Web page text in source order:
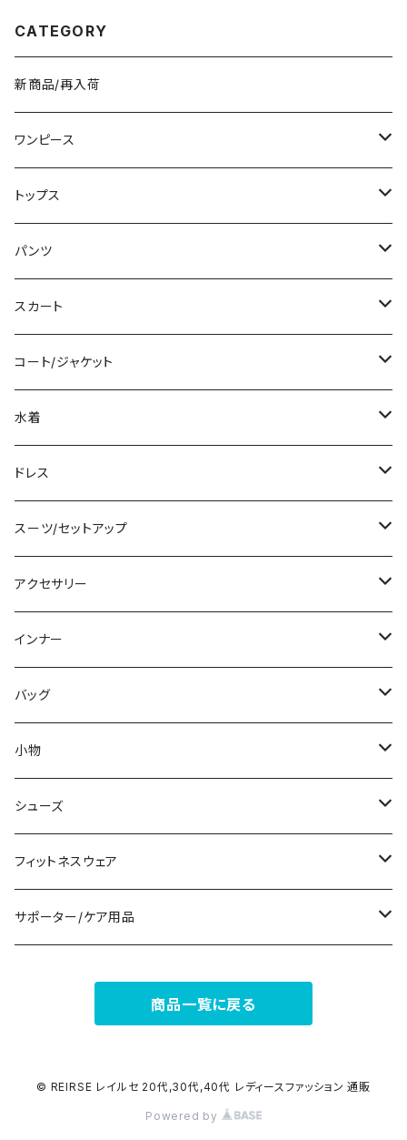
球 運動 散歩 学生 部活 お洒落
兼用 春 夏 秋 冬 春夏 秋冬 大
CATEGORY
新商品/再入荷
ワンピース
ミニ/ショート
ミディアム/ミモレ
ロング/マキシ
袖付き
ノースリーブ
その他
チュニック
トップス
Tシャツ/カットソー
タンクトップ/キャミソール
シャツ/ブラウス
ベアトップ/チューブトップ
カーディガン/ボレロ
ニット/セーター
パーカー
スウェット/トレーナー
その他
パンツ
ショート丈
クロップド丈
ロング丈
デニム
レギンス
その他
オールインワン
スカート
ミニ/ショート
ミディアム/ミモレ
ロング
その他
コート/ジャケット
コート
ジャケット
その他
水着
タンキニ
バンドゥビキニ
ワンピース
ラッシュガード
その他
ドレス
ミニ/ショート
ミディアム/ミモレ
ロング/マキシ
袖付き
ノースリーブ
パンツドレス
ナイトドレス
その他
スーツ/セットアップ
パンツスーツ
スカートスーツ
その他
アクセサリー
ネックレス
ブレスレット
ピアス
コサージュ
リング
その他
インナー
ブラ/ブラトップ/ベアトップ
ショーツ
タンクトップ/キャミソール
半袖/5分
7分/長袖
ペチコート/ペチパンツ
その他
バッグ
サブバッグ
クラッチバッグ
トートバッグ
ショルダーバッグ
カジュアルバッグ
バックパック
小物
マフラー/スカーフ/ストール
財布
アクセサリーケース
シューズ
スニーカー
ブーツ
その他
フィットネスウェア
セット販売
タイツ
サポーター/ケア用品
商品一覧に戻る
© REIRSE レイルセ 20代,30代,40代 レディースファッション 通販
Powered by